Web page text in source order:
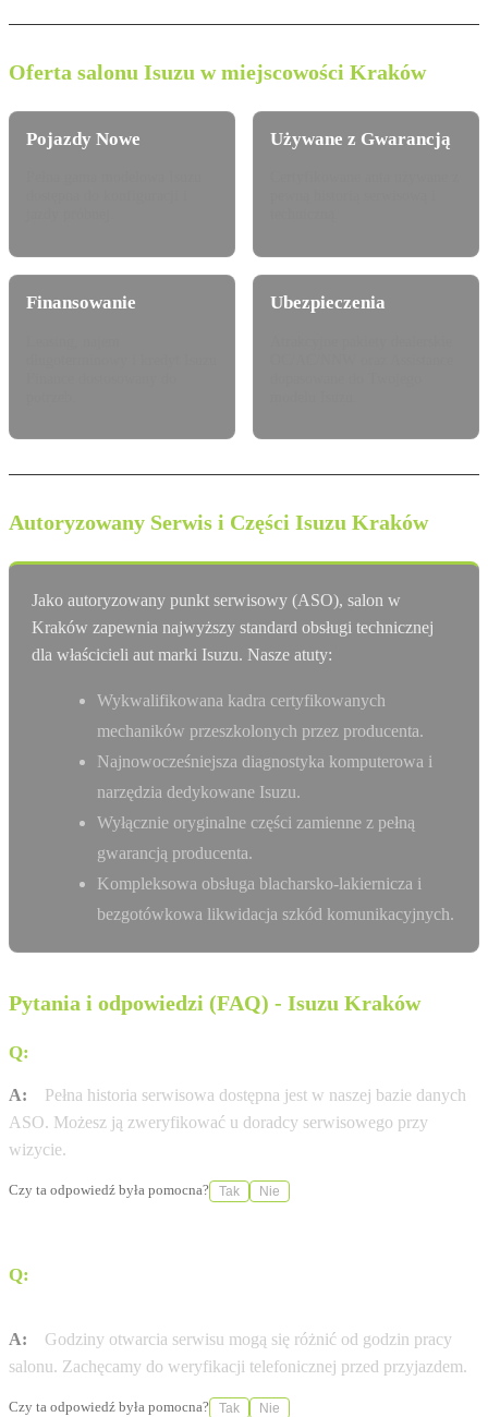
Oferta salonu Isuzu w miejscowości Kraków
Pojazdy Nowe Używane z Gwarancją
Finansowanie Ubezpieczenia
Autoryzowany Serwis i Części Isuzu Kraków
Jako autoryzowany punkt serwisowy (ASO), salon w
Kraków zapewnia najwyższy standard obsługi technicznej
dla właścicieli aut marki Isuzu. Nasze atuty:
Wykwalifikowana kadra certyfikowanych
mechaników przeszkolonych przez producenta.
Najnowocześniejsza diagnostyka komputerowa i
narzędzia dedykowane Isuzu.
Wyłącznie oryginalne części zamienne z pełną
gwarancją producenta.
Kompleksowa obsługa blacharsko-lakiernicza i
bezgotówkowa likwidacja szkód komunikacyjnych.
Pytania i odpowiedzi (FAQ) - Isuzu Kraków
Q:
A:
Pełna historia serwisowa dostępna jest w naszej bazie danych
ASO. Możesz ją zweryfikować u doradcy serwisowego przy
wizycie.
Czy ta odpowiedź była pomocna? Tak Nie
Q:
A:
Godziny otwarcia serwisu mogą się różnić od godzin pracy
salonu. Zachęcamy do weryfikacji telefonicznej przed przyjazdem.
Czy ta odpowiedź była pomocna? Tak Nie